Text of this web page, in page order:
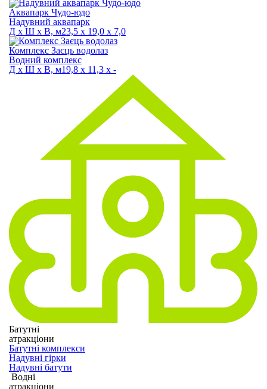
Аквапарк Чудо-юдо
Надувний аквапарк
Д х Ш х В, м23,5 х 19,0 х 7,0
Комплекс Заєць водолаз
Водний комплекс
Д х Ш х В, м19,8 х 11,3 х -
Батутні
атракціони
Батутні комплекси
Надувні гірки
Надувні батути
Водні
атракціони